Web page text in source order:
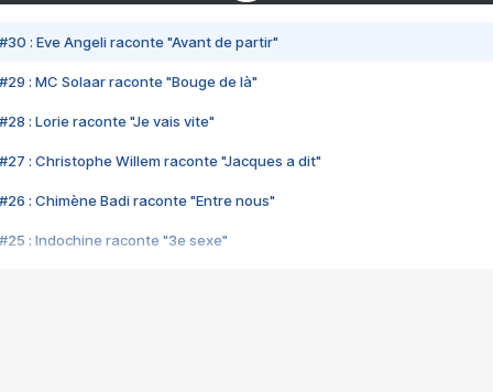
#30 : Eve Angeli raconte "Avant de partir"
#29 : MC Solaar raconte "Bouge de là"
#28 : Lorie raconte "Je vais vite"
#27 : Christophe Willem raconte "Jacques a dit"
#26 : Chimène Badi raconte "Entre nous"
#25 : Indochine raconte "3e sexe"